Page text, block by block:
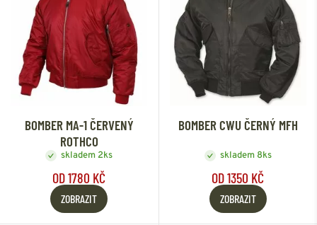
BOMBER MA-1 ČERVENÝ
ROTHCO
skladem 2ks
OD 1780 KČ
ZOBRAZIT
BOMBER CWU ČERNÝ MFH
skladem 8ks
OD 1350 KČ
ZOBRAZIT